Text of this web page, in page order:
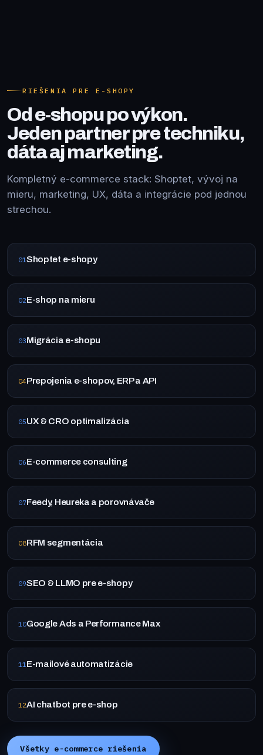
RIEŠENIA PRE E-SHOPY
Od e-shopu po výkon.
Jeden partner pre techniku,
dáta aj marketing.
Kompletný e-commerce stack: Shoptet, vývoj na
mieru, marketing, UX, dáta a integrácie pod jednou
strechou.
01 Shoptet e-shopy
02E-shop na mieru
03Migrácia e-shopu
04Prepojenia e-shopov, ERP a API
05UX & CRO optimalizácia
06E-commerce consulting
07Feedy, Heureka a porovnávače
08RFM segmentácia
09SEO & LLMO pre e-shopy
10Google Ads a Performance Max
11 E-mailové automatizácie
12AI chatbot pre e-shop
Všetky e-commerce riešenia